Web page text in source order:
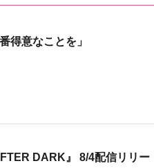
得意なことを」
DARK』 8/4配信リリー